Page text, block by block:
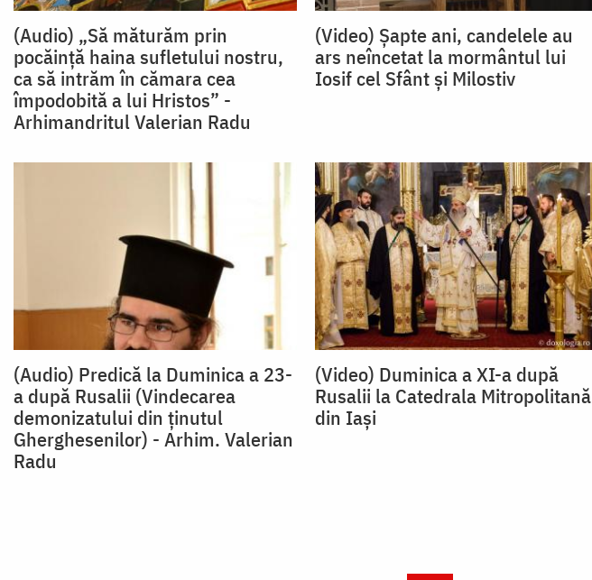
(Audio) „Să măturăm prin
pocăință haina sufletului nostru,
ca să intrăm în cămara cea
împodobită a lui Hristos” -
Arhimandritul Valerian Radu
(Video) Șapte ani, candelele au
ars neîncetat la mormântul lui
Iosif cel Sfânt și Milostiv
(Audio) Predică la Duminica a 23-
a după Rusalii (Vindecarea
demonizatului din ținutul
Gherghesenilor) - Arhim. Valerian
Radu
(Video) Duminica a XI-a după
Rusalii la Catedrala Mitropolitană
din Iași